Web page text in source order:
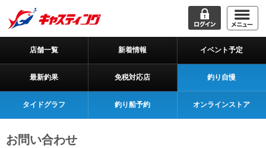
店舗一覧 新着情報 イベント予定
最新釣果 免税対応店 釣り自慢
タイドグラフ 釣り船予約 オンラインストア
お問い合わせ